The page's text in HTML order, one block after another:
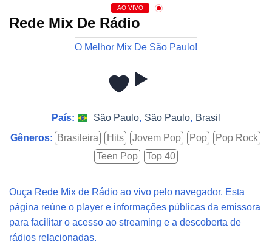
AO VIVO
Rede Mix De Rádio
O Melhor Mix De São Paulo!
País: São Paulo, São Paulo, Brasil
Gêneros: Brasileira Hits Jovem Pop Pop
Pop Rock
Teen Pop
Top 40
Ouça Rede Mix de Rádio ao vivo pelo navegador. Esta
página reúne o player e informações públicas da emissora
para facilitar o acesso ao streaming e a descoberta de
rádios relacionadas.